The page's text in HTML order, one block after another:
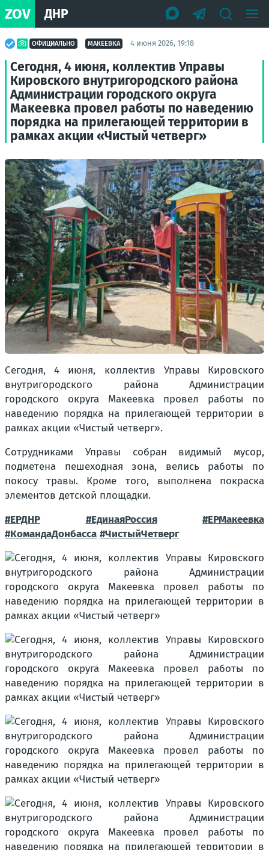
ZOV ДНР
ОФИЦИАЛЬНО МАКЕЕВКА 4 июня 2026, 19:18
Сегодня, 4 июня, коллектив Управы
Кировского внутригородского района
Администрации городского округа
Макеевка провел работы по наведению
порядка на прилегающей территории в
рамках акции «Чистый четверг»
Сегодня, 4 июня, коллектив Управы Кировского
внутригородского района Администрации
городского округа Макеевка провел работы по
наведению порядка на прилегающей территории в
рамках акции «Чистый четверг».
Сотрудниками Управы собран видимый мусор,
подметена пешеходная зона, велись работы по
покосу травы. Кроме того, выполнена покраска
элементов детской площадки.
#ЕРДНР
#ЕдинаяРоссия
#ЕРМакеевка
#КомандаДонбасса #ЧистыйЧетверг